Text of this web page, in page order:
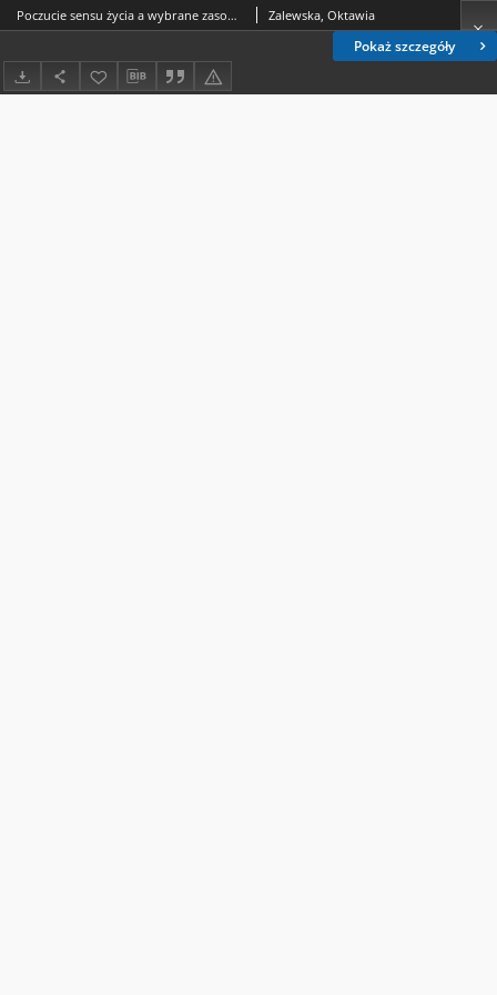
Pokaż szczegóły
Poczucie sensu życia a wybrane zasoby osobiste wychowanków pieczy zastępczej stojących u progu usamodzielnienia Zalewska, Oktawia